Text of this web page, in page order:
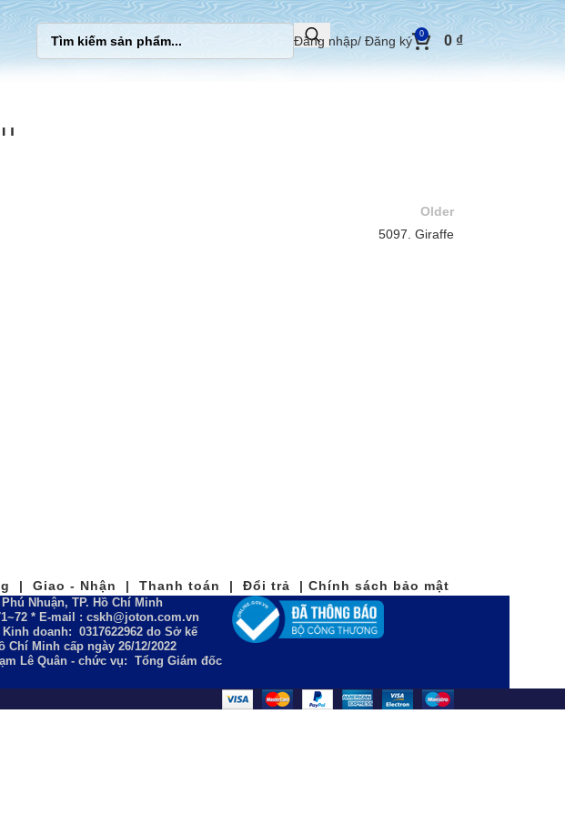
Đăng nhập/ Đăng ký 0 0 ₫
Older
5097. Giraffe
| Giao - Nhận | Thanh toán | Đổi trả | Chính sách bảo mật
Nhuận, TP. Hồ Chí Minh
* E-mail : cskh@joton.com.vn
doanh:
0317622962 do Sở kế
Chí Minh cấp ngày 26/12/2022
Lê Quân - chức vụ: Tổng Giám đốc